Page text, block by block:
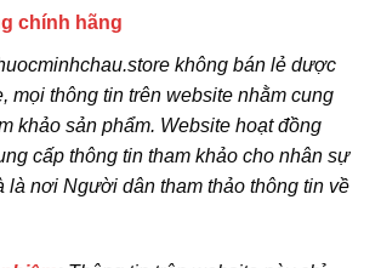
chính hãng
không bán lẻ dược
mọi thông tin trên website nhằm cung
khảo sản phẩm. Website hoạt đồng
cấp thông tin tham khảo cho nhân sự
là nơi Người dân tham thảo thông tin về